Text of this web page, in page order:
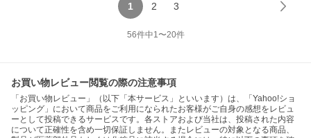
1 2 3
56件中1〜20件
お買い物レビュー閲覧の際の注意事項
「お買い物レビュー」（以下「本サービス」といいます）は、「Yahoo!ショ
ッピング」において商品をご利用になられたお客様がご自身の感想をレビュ
ーとして投稿できるサービスです。各ストアおよび当社は、投稿された内容
について正確性を含め一切保証しません。またレビューの対象となる商品、